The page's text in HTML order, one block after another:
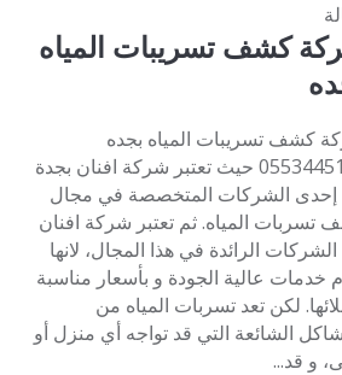
كشف تسريبات المياه
كشف تسريبات المياه بجده
0553445129 حيث تعتبر شركة افنان بجدة
الشركات المتخصصة في مجال
تسربات المياه. ثم تعتبر شركة افنان
الرائدة في هذا المجال، لانها
خدمات عالية الجودة و بأسعار مناسبة
لكن تعد تسربات المياه من
الشائعة التي قد تواجه أي منزل أو
و قد...